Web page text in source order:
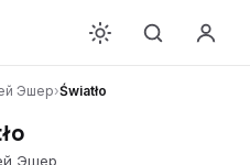
Эшер›Światło
Эшер